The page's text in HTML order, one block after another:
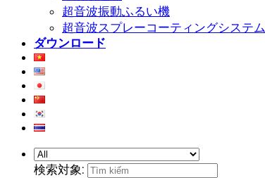
超音波振動ふるい機
超音波スプレーコーティングシステム
ダウンロード
検索対象: